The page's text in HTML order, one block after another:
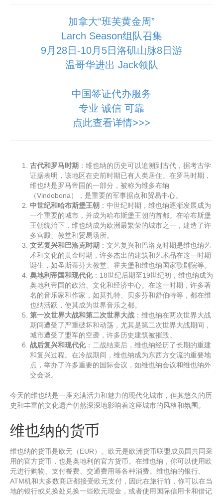
加拿大“班芙黄金周”
Larch Season组队召集
9月28日-10月5日洛矶山脉8日游
温哥华进出 Jack领队
中国签证代办服务
专业 诚信 可靠
点此查看详情>>>
古代和罗马时期 ：维也纳的历史可以追溯到古代，据考古学
证据表明，该地区在史前时期已有人类居住。在罗马时期，
维也纳是罗马帝国的一部分，被称为维多布纳
（Vindobona），是重要的军事据点和贸易中心。
中世纪和哈布斯堡王朝 ：中世纪时期，维也纳逐渐发展成为
一个重要的城市，并成为哈布斯堡王朝的首都。在哈布斯堡
王朝统治下，维也纳成为欧洲最繁荣的城市之一，建造了许
多宫殿、教堂和贸易场所。
文艺复兴和巴洛克时期 ：文艺复兴和巴洛克时期是维也纳艺
术和文化的黄金时期，许多杰出的建筑和艺术品在这一时期
诞生，如圣斯蒂芬大教堂、霍夫堡和维也纳国家歌剧院等。
奥地利帝国和现代化：18世纪后期至19世纪初，维也纳成为
奥地利帝国的政治、文化和经济中心。在这一时期，许多著
名的音乐家和作家，如莫扎特、贝多芬和舒伯特等，都在维
也纳活跃，使其成为世界音乐之都。
第一次世界大战和第二次世界大战 ：维也纳在两次世界大战
期间遭受了严重破坏和动荡，尤其是第二次世界大战期间，
城市遭受了盟军的空袭，许多历史建筑被摧毁。
战后复兴和现代化：二战结束后，维也纳经历了长期的重建
和复兴过程。在冷战期间，维也纳成为东西方交流的重要地
点，举办了许多重要的国际会议，如维也纳会议和维也纳外
交会谈。
今天的维也纳是一座充满活力和魅力的现代化城市，但其悠久的历
史和丰富的文化遗产仍然深深地影响着这座城市的风格和氛围。
维也纳的货币
维也纳的货币是欧元（EUR）。欧元是欧洲货币联盟成员国共同采
用的官方货币，也是奥地利的官方货币。在维也纳，你可以使用欧
元进行购物、支付餐费、交通费用等各种消费。维也纳的银行、
ATM机和大多数商店都接受欧元支付，因此在旅行前，你可以在当
地的银行或兑换处兑换一些欧元现金，或者使用国际信用卡和借记